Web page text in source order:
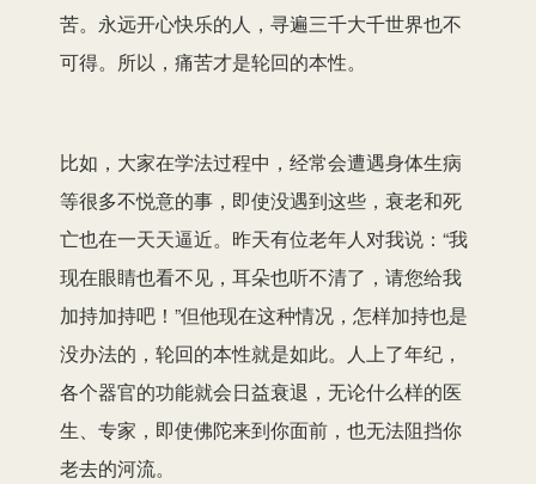
苦。永远开心快乐的人，寻遍三千大千世界也不
可得。所以，痛苦才是轮回的本性。
比如，大家在学法过程中，经常会遭遇身体生病
等很多不悦意的事，即使没遇到这些，衰老和死
亡也在一天天逼近。昨天有位老年人对我说：“我
现在眼睛也看不见，耳朵也听不清了，请您给我
加持加持吧！”但他现在这种情况，怎样加持也是
没办法的，轮回的本性就是如此。人上了年纪，
各个器官的功能就会日益衰退，无论什么样的医
生、专家，即使佛陀来到你面前，也无法阻挡你
老去的河流。